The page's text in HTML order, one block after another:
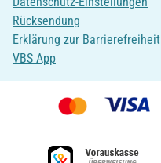
Rücksendung
Erklärung zur Barrierefreiheit
VBS App